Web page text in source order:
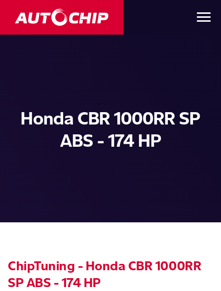
Honda CBR 1000RR SP
ABS - 174 HP
ChipTuning - Honda CBR 1000RR
SP ABS - 174 HP